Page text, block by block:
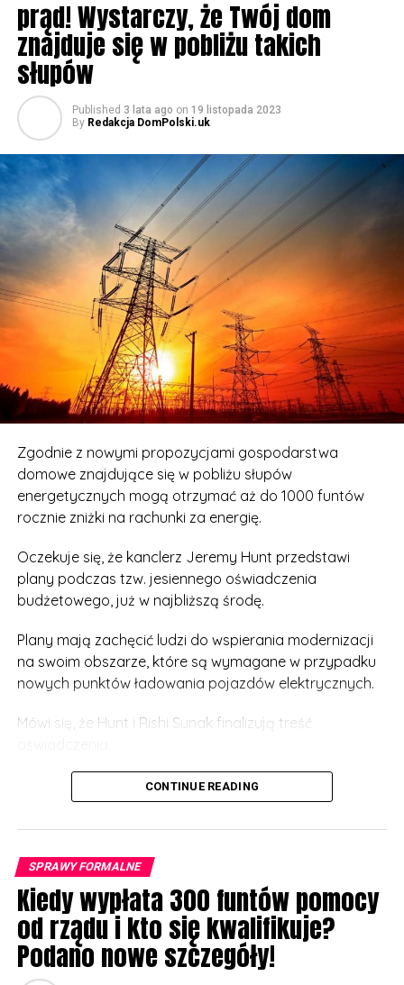
prąd! Wystarczy, że Twój dom
znajduje się w pobliżu takich
słupów
Published 3 lata ago on 19 listopada 2023
By Redakcja DomPolski.uk
Zgodnie z nowymi propozycjami gospodarstwa
domowe znajdujące się w pobliżu słupów
energetycznych mogą otrzymać aż do 1000 funtów
rocznie zniżki na rachunki za energię.
Oczekuje się, że kanclerz Jeremy Hunt przedstawi
plany podczas tzw. jesiennego oświadczenia
budżetowego, już w najbliższą środę.
Plany mają zachęcić ludzi do wspierania modernizacji
na swoim obszarze, które są wymagane w przypadku
nowych punktów ładowania pojazdów elektrycznych.
Mówi się, że Hunt i Rishi Sunak finalizują treść
Rzecznik rządu powiedział: „Przyspieszając system
planowania – w tym budowę punktów ładowania
pojazdów elektrycznych – rozwiążemy jeden z
chcące inwestować w Wielkiej Brytanii”.
Departament odmówił ujawnienia, kto będzie płacił za
zniżki, ani podania jakichkolwiek szczegółów na temat
tego, jak blisko musiałyby się znajdować domy, aby
kwalifikować się do maksymalnej zniżki.
CONTINUE READING
SPRAWY FORMALNE
Kiedy wypłata 300 funtów pomocy
od rządu i kto się kwalifikuje?
Podano nowe szczegóły!